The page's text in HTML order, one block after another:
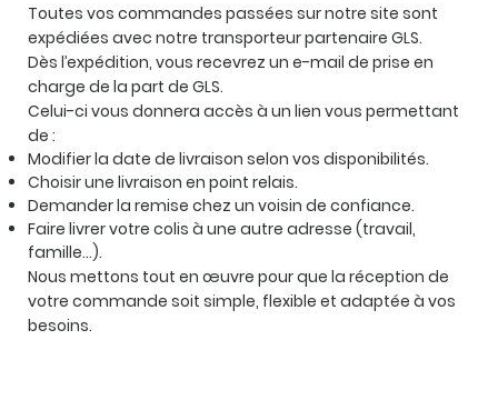
Toutes vos commandes passées sur notre site sont
expédiées avec notre transporteur partenaireGLS.
Dès l’expédition, vous recevrez un e-mail de prise en
charge de la part de GLS.
Celui-ci vous donnera accès à un lien vous permettant
de :
Modifier la date de livraison selon vos disponibilités.
Choisir une livraison en point relais.
Demander la remise chez un voisin de confiance.
Faire livrer votre colis à une autre adresse (travail,
famille…).
Nous mettons tout en œuvre pour que la réception de
votre commande soit simple, flexible et adaptée à vos
besoins.